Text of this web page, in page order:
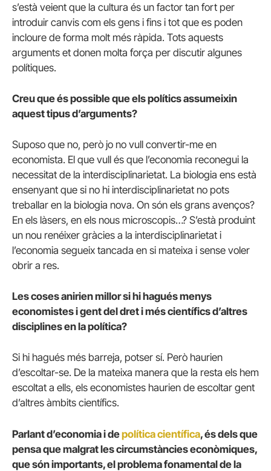
s’està veient que la cultura és un factor tan fort per
introduir canvis com els gens i fins i tot que es poden
incloure de forma molt més ràpida. Tots aquests
arguments et donen molta força per discutir algunes
polítiques.
Creu que és possible que els polítics assumeixin
aquest tipus d’arguments?
Suposo que no, però jo no vull convertir-me en
economista. El que vull és que l’economia reconegui la
necessitat de la interdisciplinarietat. La biologia ens està
ensenyant que si no hi interdisciplinarietat no pots
treballar en la biologia nova. On són els grans avenços?
En els làsers, en els nous microscopis…? S’està produint
un nou renéixer gràcies a la interdisciplinarietat i
l’economia segueix tancada en si mateixa i sense voler
obrir a res.
Les coses anirien millor si hi hagués menys
economistes i gent del dret i més científics d’altres
disciplines en la política?
Si hi hagués més barreja, potser sí. Però haurien
d’escoltar-se. De la mateixa manera que la resta els hem
escoltat a ells, els economistes haurien de escoltar gent
d’altres àmbits científics.
Parlant d’economia i depolítica científica, és dels que
pensa que malgrat les circumstàncies econòmiques,
que són importants, el problema fonamental de la